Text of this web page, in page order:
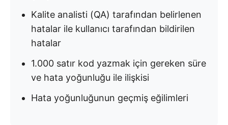
Kalite analisti (QA) tarafından belirlenen
hatalar ile kullanıcı tarafından bildirilen
hatalar
1.000 satır kod yazmak için gereken süre
ve hata yoğunluğu ile ilişkisi
Hata yoğunluğunun geçmiş eğilimleri